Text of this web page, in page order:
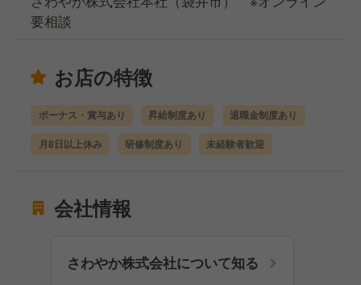
要相談
お店の特徴
ボーナス・賞与あり 昇給制度あり 退職金制度あり
月8日以上休み 研修制度あり 未経験者歓迎
会社情報
さわやか株式会社について知る